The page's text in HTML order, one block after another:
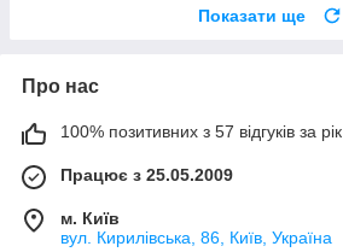
Показати ще
Про нас
100% позитивних з 57 відгуків за рік
Працює з 25.05.2009
м. Київ
вул. Кирилівська, 86, Київ, Україна